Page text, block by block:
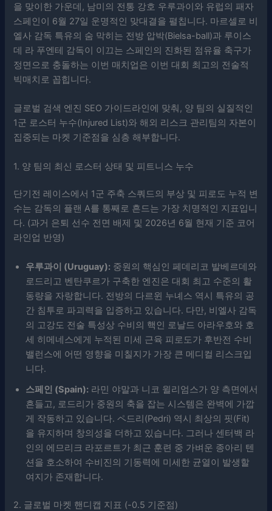
을 맞이한 가운데, 남미의 전통 강호 우루과이와 유럽의 패자
스페인이 6월 27일 운명적인 맞대결을 펼칩니다. 마르셀로 비
엘사 감독 특유의 숨 막히는 전방 압박(Bielsa-ball)과 루이스
데 라 푸엔테 감독이 이끄는 스페인의 진화된 점유율 축구가
정면으로 충돌하는 이번 매치업은 이번 대회 최고의 전술적
빅매치로 꼽힙니다.
글로벌 검색 엔진 SEO 가이드라인에 맞춰, 양 팀의 실질적인
1군 로스터 누수(Injured List)와 해외 리스크 관리팀의 자본이
집중되는 마켓 기준점을 심층 해부합니다.
1. 양 팀의 최신 로스터 상태 및 피트니스 누수
단기전 레이스에서 1군 주축 스쿼드의 부상 및 피로도 누적 변
수는 감독의 플랜 A를 통째로 흔드는 가장 치명적인 지표입니
다. (과거 은퇴 선수 전면 배제 및 2026년 6월 현재 기준 코어
라인업 반영)
우루과이 (Uruguay): 중원의 핵심인 페데리코 발베르데와
로드리고 벤탄쿠르가 구축한 엔진은 대회 최고 수준의 활
동량을 자랑합니다. 전방의 다르윈 누녜스 역시 특유의 공
간 침투로 파괴력을 입증하고 있습니다. 다만, 비엘사 감독
의 고강도 전술 특성상 수비의 핵인 로날드 아라우호와 호
세 히메네스에게 누적된 미세 근육 피로도가 후반전 수비
밸런스에 어떤 영향을 미칠지가 가장 큰 메디컬 리스크입
니다.
스페인 (Spain): 라민 야말과 니코 윌리엄스가 양 측면에서
흔들고, 로드리가 중원의 축을 잡는 시스템은 완벽에 가깝
게 작동하고 있습니다. ペ드리(Pedri) 역시 최상의 핏(Fit)
을 유지하며 창의성을 더하고 있습니다. 그러나 센터백 라
인의 에므리크 라포르트가 최근 훈련 중 가벼운 종아리 텐
션을 호소하여 수비진의 기동력에 미세한 균열이 발생할
여지가 존재합니다.
2. 글로벌 마켓 핸디캡 지표 (-0.5 기준점)